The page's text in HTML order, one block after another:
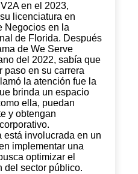
en el 2023,
licenciatura en
Negocios en la
de Florida. Después
de We Serve
del 2022, sabía que
paso en su carrera
la atención fue la
brinda un espacio
ella, puedan
y obtengan
está involucrada en un
implementar una
optimizar el
del sector público.